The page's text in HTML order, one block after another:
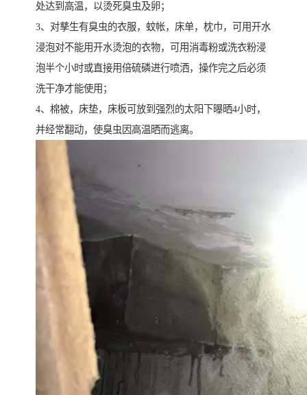
处达到高温，以烫死臭虫及卵；
3、对孳生有臭虫的衣服，蚊帐，床单，枕巾，可用开水
浸泡对不能用开水烫泡的衣物，可用消毒粉或洗衣粉浸
泡半个小时或直接用倍硫磷进行喷洒，操作完之后必须
洗干净才能使用；
4、棉被，床垫，床板可放到强烈的太阳下曝晒4小时，
并经常翻动，使臭虫因高温晒而逃离。